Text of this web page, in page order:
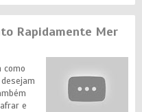
Rapidamente Mer
como
e